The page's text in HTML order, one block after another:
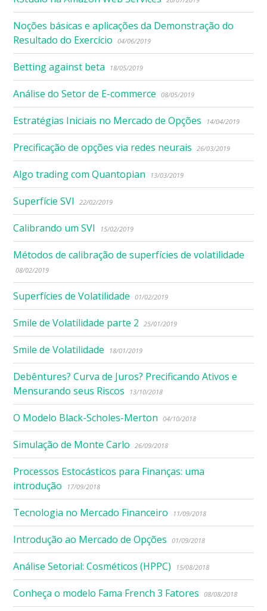
Noções básicas e aplicações da Demonstração do
Resultado do Exercício
04/06/2019
Betting against beta 18/05/2019
Análise do Setor de E-commerce 08/05/2019
Estratégias Iniciais no Mercado de Opções 14/04/2019
Precificação de opções via redes neurais 26/03/2019
Algo trading com Quantopian 13/03/2019
Superfície SVI 22/02/2019
Calibrando um SVI 15/02/2019
Métodos de calibração de superfícies de volatilidade
08/02/2019
Superfícies de Volatilidade 01/02/2019
Smile de Volatilidade parte 2 25/01/2019
Smile de Volatilidade 18/01/2019
Debêntures? Curva de Juros? Precificando Ativos e
Mensurando seus Riscos
13/10/2018
O Modelo Black-Scholes-Merton 04/10/2018
Simulação de Monte Carlo 26/09/2018
Processos Estocásticos para Finanças: uma
introdução
17/09/2018
Tecnologia no Mercado Financeiro 11/09/2018
Introdução ao Mercado de Opções 01/09/2018
Análise Setorial: Cosméticos (HPPC) 15/08/2018
Conheça o modelo Fama French 3 Fatores 08/08/2018